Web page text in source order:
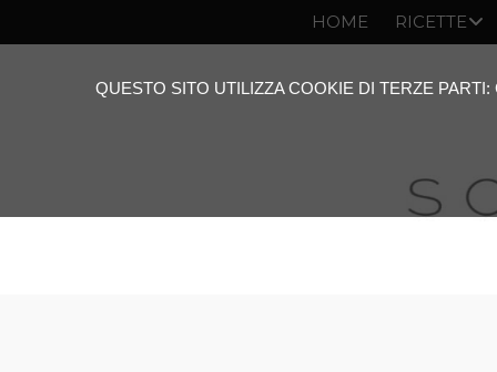
HOME RICETTE
QUESTO SITO UTILIZZA COOKIE DI TERZE